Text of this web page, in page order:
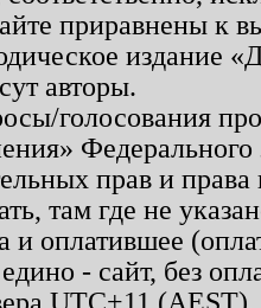
приравнены к
издание
авторы.
голосования
прав и
там где не
и оплатившее
- сайт, без
UTC+11